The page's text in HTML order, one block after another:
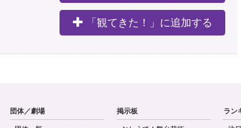
「観てきた！」に追加する
団体／劇場 掲示板 ラン